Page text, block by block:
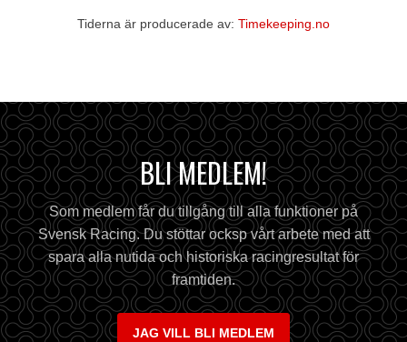
Tiderna är producerade av: Timekeeping.no
BLI MEDLEM!
Som medlem får du tillgång till alla funktioner på
Svensk Racing. Du stöttar ocksp vårt arbete med att
spara alla nutida och historiska racingresultat för
framtiden.
JAG VILL BLI MEDLEM